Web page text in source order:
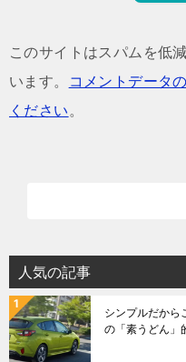
このサイトはスパムを低
います。
コメントデータ
ください。
人気の記事
シンプルだから
の「素うどん」